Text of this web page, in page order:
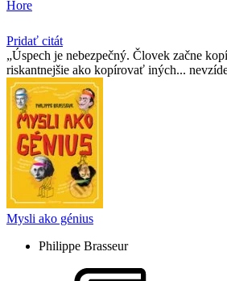
Hore
Pridať citát
Úspech je nebezpečný. Človek začne
riskantnejšie ako kopírovať iných...
Mysli ako génius
Philippe Brasseur